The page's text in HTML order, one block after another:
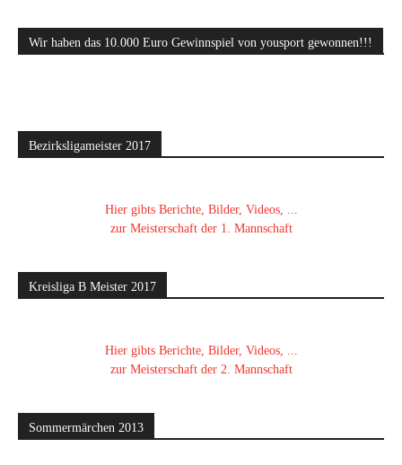
Wir haben das 10.000 Euro Gewinnspiel von yousport gewonnen!!!
Bezirksligameister 2017
Hier gibts Berichte, Bilder, Videos, ...
zur Meisterschaft der 1. Mannschaft
Kreisliga B Meister 2017
Hier gibts Berichte, Bilder, Videos, ...
zur Meisterschaft der 2. Mannschaft
Sommermärchen 2013